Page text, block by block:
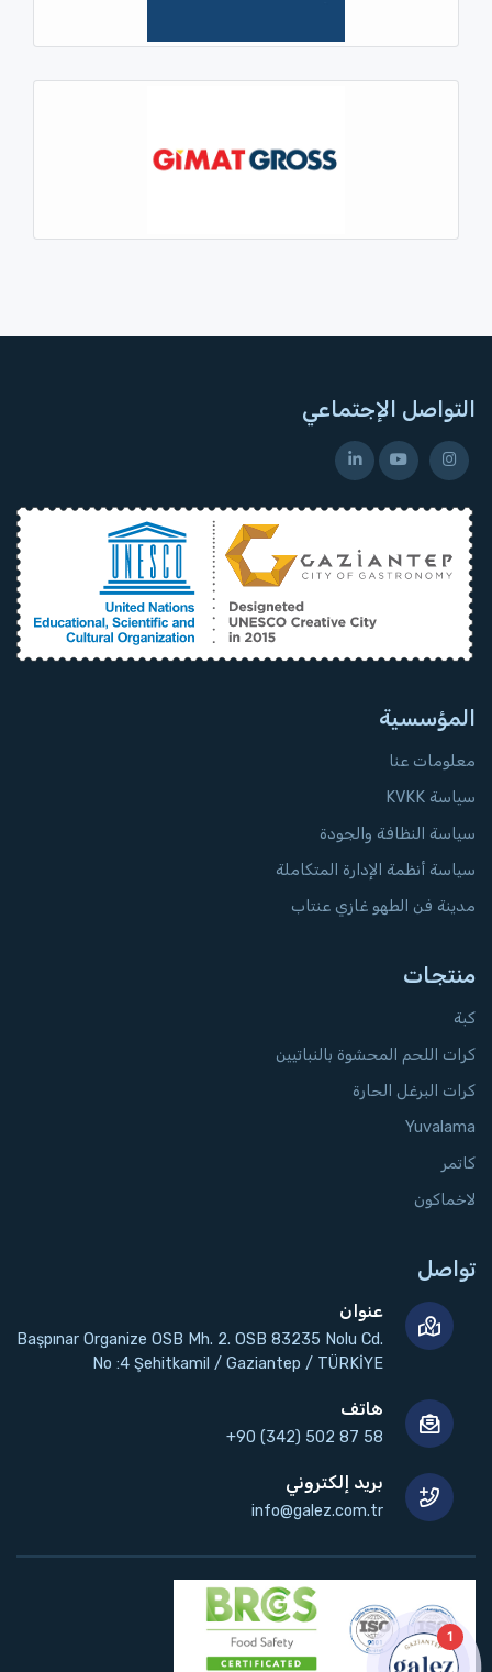
التواصل الإجتماعي
المؤسسية
معلومات عنا
سياسة KVKK
سياسة النظافة والجودة
سياسة أنظمة الإدارة المتكاملة
مدينة فن الطهو غازي عنتاب
منتجات
كبة
كرات اللحم المحشوة بالنباتيين
كرات البرغل الحارة
Yuvalama
كاتمر
لاخماكون
تواصل
عنوان
Başpınar Organize OSB Mh. 2. OSB 83235 Nolu Cd.
No :4 Şehitkamil / Gaziantep / TÜRKİYE
هاتف
+90 (342) 502 87 58
بريد إلكتروني
info@galez.com.tr
1